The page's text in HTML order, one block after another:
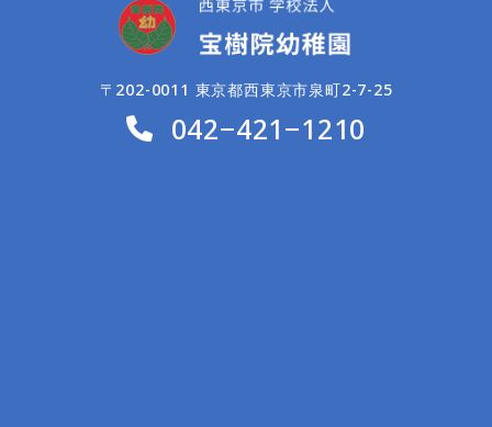
〒202-0011 東京都西東京市泉町2-7-25
042−421−1210